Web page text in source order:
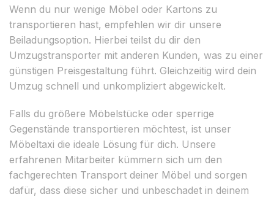
Wenn du nur wenige Möbel oder Kartons zu
transportieren hast, empfehlen wir dir unsere
Beiladungsoption. Hierbei teilst du dir den
Umzugstransporter mit anderen Kunden, was zu einer
günstigen Preisgestaltung führt. Gleichzeitig wird dein
Umzug schnell und unkompliziert abgewickelt.
Falls du größere Möbelstücke oder sperrige
Gegenstände transportieren möchtest, ist unser
Möbeltaxi die ideale Lösung für dich. Unsere
erfahrenen Mitarbeiter kümmern sich um den
fachgerechten Transport deiner Möbel und sorgen
dafür, dass diese sicher und unbeschadet in deinem